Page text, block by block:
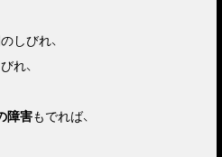
しびれ、
れ、
障害もでれば、